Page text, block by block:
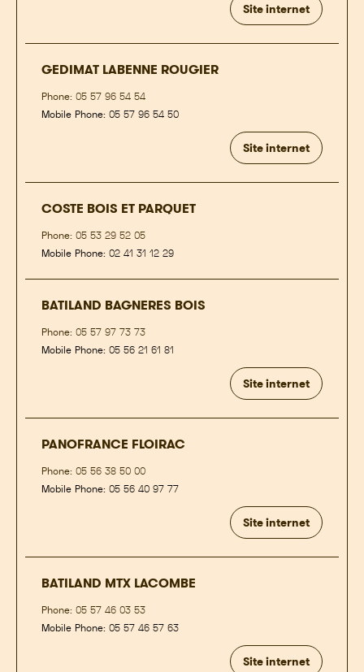
Site internet
GEDIMAT LABENNE ROUGIER
Phone: 05 57 96 54 54
Mobile Phone: 05 57 96 54 50
Site internet
COSTE BOIS ET PARQUET
Phone: 05 53 29 52 05
Mobile Phone: 02 41 31 12 29
BATILAND BAGNERES BOIS
Phone: 05 57 97 73 73
Mobile Phone: 05 56 21 61 81
Site internet
PANOFRANCE FLOIRAC
Phone: 05 56 38 50 00
Mobile Phone: 05 56 40 97 77
Site internet
BATILAND MTX LACOMBE
Phone: 05 57 46 03 53
Mobile Phone: 05 57 46 57 63
Site internet